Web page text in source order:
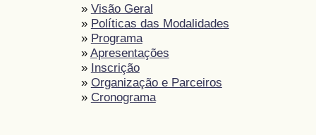
» Visão Geral
» Políticas das Modalidades
» Programa
» Apresentações
» Inscrição
» Organização e Parceiros
» Cronograma